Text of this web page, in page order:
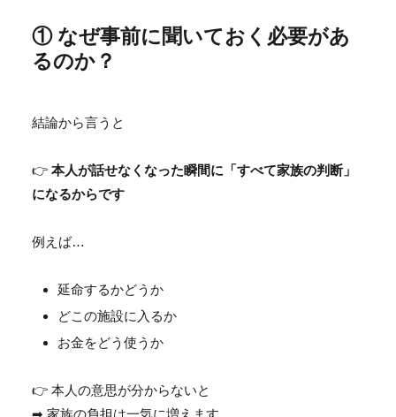
① なぜ事前に聞いておく必要があ
るのか？
結論から言うと
👉 本人が話せなくなった瞬間に「すべて家族の判断」
になるからです
例えば…
延命するかどうか
どこの施設に入るか
お金をどう使うか
👉 本人の意思が分からないと
➡ 家族の負担は一気に増えます